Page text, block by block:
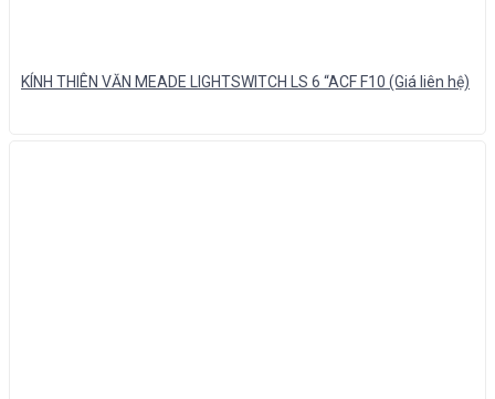
KÍNH THIÊN VĂN MEADE LIGHTSWITCH LS 6 “ACF F10 (Giá liên hệ)